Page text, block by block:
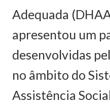
Adequada
apresentou um
desenvolvidas
no âmbito do
Assistência